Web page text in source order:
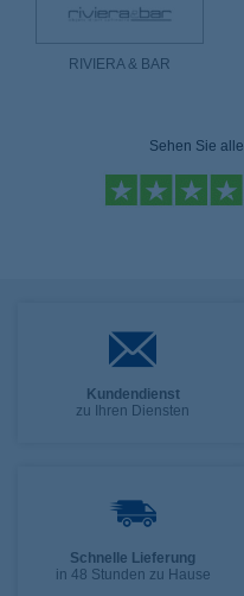
RIVIERA & BAR
Sehen Sie
Kundendienst
zu Ihren Diensten
Schnelle Lieferung
in 48 Stunden zu Hause